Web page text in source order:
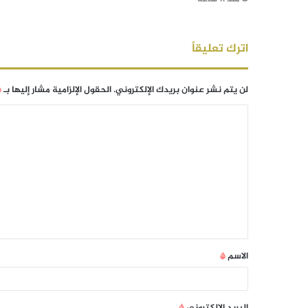
اترك تعليقاً
لن يتم نشر عنوان بريدك الإلكتروني.الحقول الإلزامية مشار إليها بـ
الاسم*